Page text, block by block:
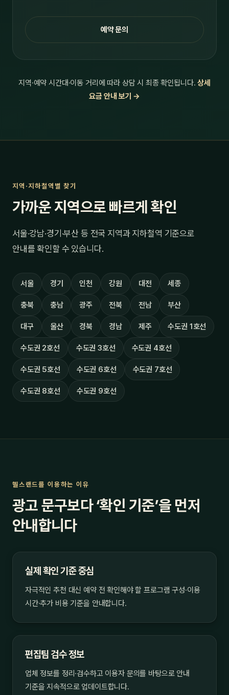
예약 문의
지역·예약 시간대·이동 거리에 따라 상담 시 최종 확인됩니다.상세
요금 안내 보기 →
지역·지하철역별 찾기
가까운 지역으로 빠르게 확인
서울·강남·경기·부산 등 전국 지역과 지하철역 기준으로
안내를 확인할 수 있습니다.
서울 경기 인천 강원 대전 세종
충북 충남 광주 전북 전남 부산
대구 울산 경북 경남 제주 수도권 1호선
수도권 2호선 수도권 3호선 수도권 4호선
수도권 5호선 수도권 6호선 수도권 7호선
수도권 8호선 수도권 9호선
헬스랜드를 이용하는 이유
광고 문구보다 ‘확인 기준’을 먼저
안내합니다
실제 확인 기준 중심
자극적인 추천 대신 예약 전 확인해야 할 프로그램 구성·이용
시간·추가 비용 기준을 안내합니다.
편집팀 검수 정보
업체 정보를 정리·검수하고 이용자 문의를 바탕으로 안내
기준을 지속적으로 업데이트합니다.